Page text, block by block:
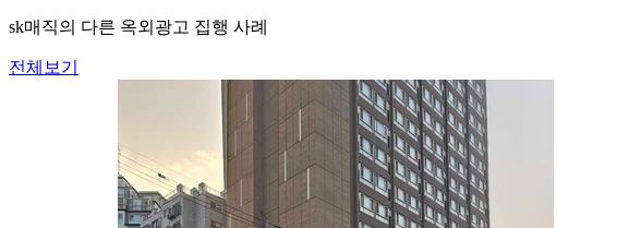
sk매직의 다른 옥외광고 집행 사례
전체보기